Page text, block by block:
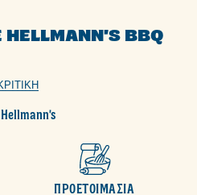
BBQ
ΠΡΟΕΤΟΙΜΑΣΙΑ